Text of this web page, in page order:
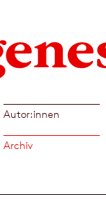
Autor:innen
Archiv